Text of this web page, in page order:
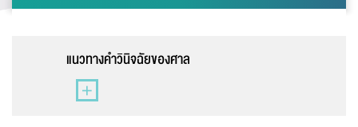
แนวทางคำวินิจฉัยของศาล
นามสกุล*